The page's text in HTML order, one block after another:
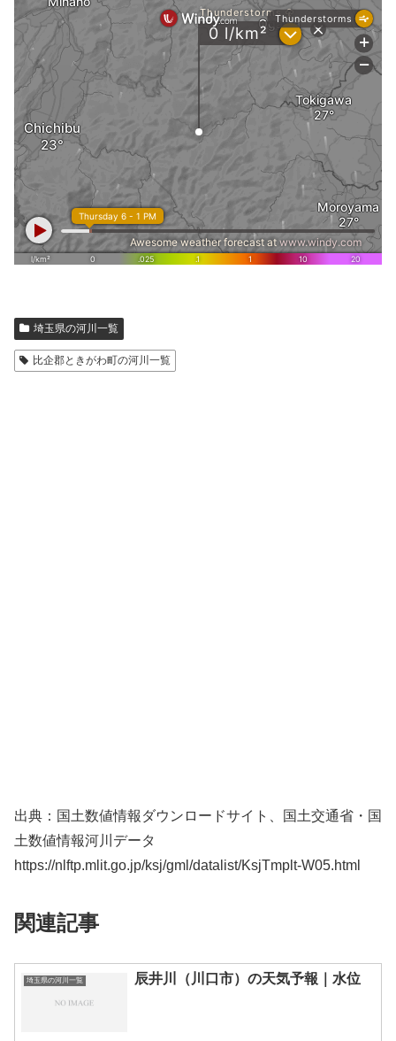
埼玉県の河川一覧
比企郡ときがわ町の河川一覧
出典：国土数値情報ダウンロードサイト、国土交通省・国
土数値情報河川データ
https://nlftp.mlit.go.jp/ksj/gml/datalist/KsjTmplt-W05.html
関連記事
埼玉県の河川一覧 辰井川（川口市）の天気予報｜水位